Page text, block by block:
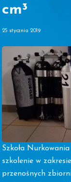
cm³
25 stycznia 2019
Szkoła
szkolenie w
przenośnych